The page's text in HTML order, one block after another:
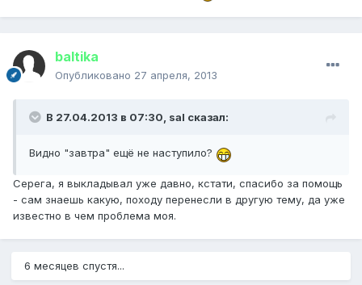
baltika
Опубликовано 27 апреля, 2013
В 27.04.2013 в 07:30, sal сказал:
Видно "завтра" ещё не наступило?
Серега, я выкладывал уже давно, кстати, спасибо за помощь
- сам знаешь какую, походу перенесли в другую тему, да уже
известно в чем проблема моя.
6 месяцев спустя...